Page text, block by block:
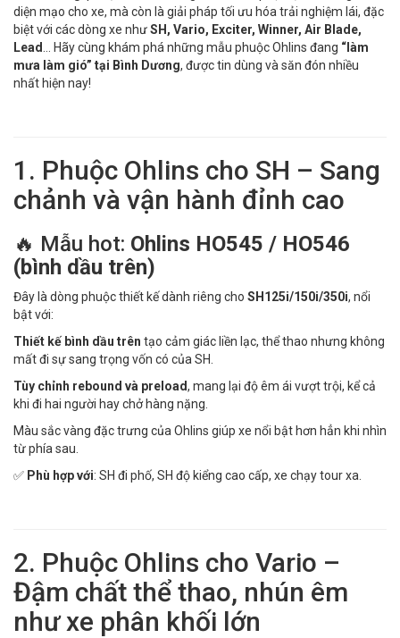
diện mạo cho xe, mà còn là giải pháp tối ưu hóa trải nghiệm lái, đặc
biệt với các dòng xe nhưSH, Vario, Exciter, Winner, Air Blade,
Lead … Hãy cùng khám phá những mẫu phuộc Ohlins đang “làm
mưa làm gió” tại Bình Dương, được tin dùng và săn đón nhiều
nhất hiện nay!
1. Phuộc Ohlins cho SH – Sang
chảnh và vận hành đỉnh cao
🔥 Mẫu hot: Ohlins HO545 / HO546
(bình dầu trên)
Đây là dòng phuộc thiết kế dành riêng cho SH125i/150i/350i, nổi
bật với:
Thiết kế bình dầu trên tạo cảm giác liền lạc, thể thao nhưng không
mất đi sự sang trọng vốn có của SH.
Tùy chỉnh rebound và preload, mang lại độ êm ái vượt trội, kể cả
khi đi hai người hay chở hàng nặng.
Màu sắc vàng đặc trưng của Ohlins giúp xe nổi bật hơn hẳn khi nhìn
từ phía sau.
✅ Phù hợp với: SH đi phố, SH độ kiểng cao cấp, xe chạy tour xa.
2. Phuộc Ohlins cho Vario –
Đậm chất thể thao, nhún êm
như xe phân khối lớn